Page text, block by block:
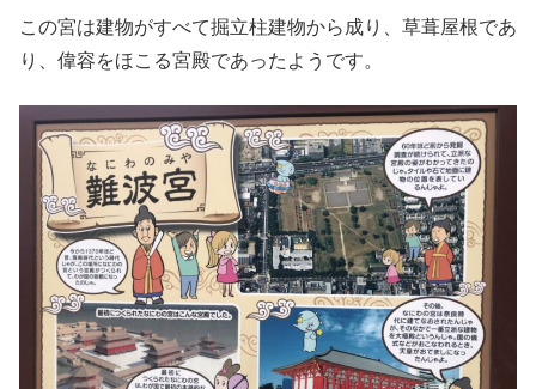
この宮は建物がすべて掘立柱建物から成り、草葺屋根であ
り、偉容をほこる宮殿であったようです。